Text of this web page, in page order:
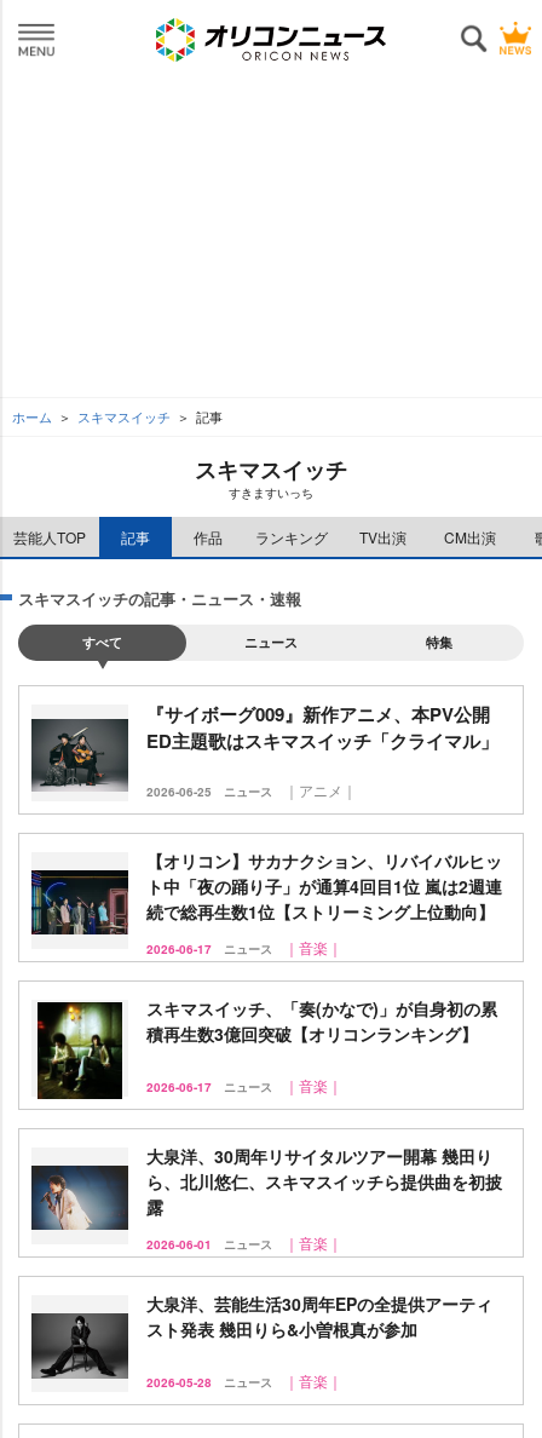
ホーム スキマスイッチ 記事
スキマスイッチ
すきますいっち
芸能人TOP 記事 作品 ランキング TV出演 CM出演
スキマスイッチの記事・ニュース・速報
すべて ニュース 特集
『サイボーグ009』新作アニメ、本PV公開
ED主題歌はスキマスイッチ「クライマル」
2026-06-25 ニュース ｜アニメ｜
【オリコン】サカナクション、リバイバルヒッ
ト中「夜の踊り子」が通算4回目1位 嵐は2週連
続で総再生数1位【ストリーミング上位動向】
2026-06-17 ニュース ｜音楽｜
スキマスイッチ、「奏(かなで)」が自身初の累
積再生数3億回突破【オリコンランキング】
2026-06-17 ニュース ｜音楽｜
大泉洋、30周年リサイタルツアー開幕 幾田り
ら、北川悠仁、スキマスイッチら提供曲を初披
露
2026-06-01 ニュース ｜音楽｜
大泉洋、芸能生活30周年EPの全提供アーティ
スト発表 幾田りら&小曽根真が参加
2026-05-28 ニュース ｜音楽｜